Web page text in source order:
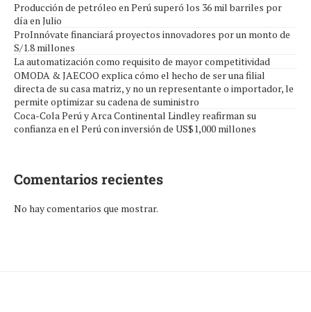
Producción de petróleo en Perú superó los 36 mil barriles por
día en Julio
ProInnóvate financiará proyectos innovadores por un monto de
S/1.8 millones
La automatización como requisito de mayor competitividad
OMODA & JAECOO explica cómo el hecho de ser una filial
directa de su casa matriz, y no un representante o importador, le
permite optimizar su cadena de suministro
Coca-Cola Perú y Arca Continental Lindley reafirman su
confianza en el Perú con inversión de US$1,000 millones
Comentarios recientes
No hay comentarios que mostrar.